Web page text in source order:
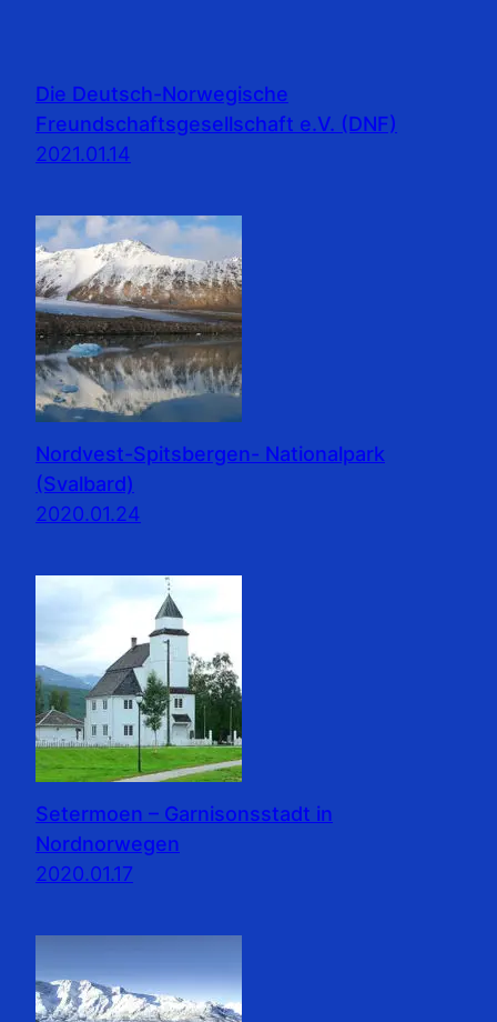
Die Deutsch-Norwegische
Freundschaftsgesellschaft e.V. (DNF)
2021.01.14
Nordvest-Spitsbergen- Nationalpark
(Svalbard)
2020.01.24
Setermoen – Garnisonsstadt in
Nordnorwegen
2020.01.17